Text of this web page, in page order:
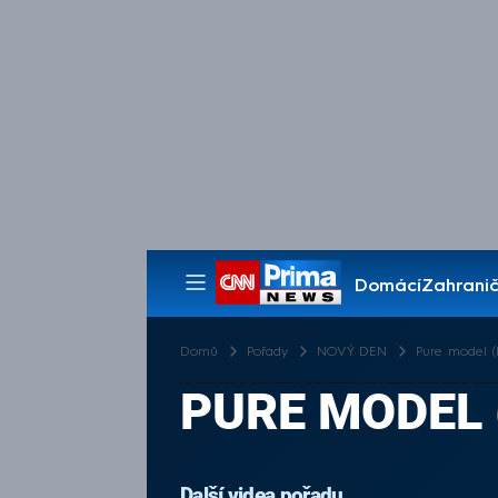
Domácí
Pořady
Domů Pořady NOVÝ DEN Pure model
PURE